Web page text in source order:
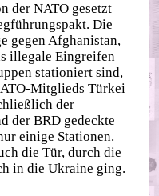
der NATO gesetzt
Die
gegen Afghanistan,
illegale Eingreifen
stationiert sind,
Mitglieds Türkei
der
der BRD gedeckte
einige Stationen.
die Tür, durch die
in die Ukraine ging.